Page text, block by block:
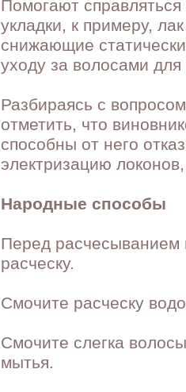
Помогают
укладки, к примеру,
снижающие
уходу за волосами
Разбираясь с
отметить, что
способны от него
электризацию
Народные способы
Перед расчесыванием
расческу.
Смочите расческу
Смочите слегка
мытья.